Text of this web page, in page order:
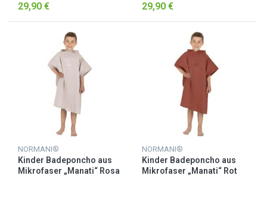
29,90 € 29,90 €
NORMANI®
Kinder Badeponcho aus
Mikrofaser „Manati“ Rosa
NORMANI®
Kinder Badeponcho aus
Mikrofaser „Manati“ Rot